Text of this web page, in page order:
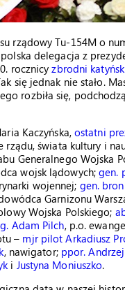
rządowy Tu-154M o
delegacja z
rocznicyzbrodni
się jednak nie stało.
rozbiła się,
Kaczyńska, ostatni
świata kultury i
Generalnego Wojska
wojsk lądowych;gen.
wojennej; gen.
Garnizonu
Wojska Polskiego;
Adam Pilch, p.o.
– mjr pilot Arkadiusz
, nawigator; ppor.
i Justyna Moniuszko.